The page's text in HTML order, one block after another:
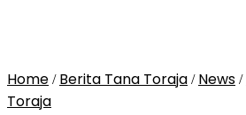
Home / Berita Tana Toraja / News /
Toraja